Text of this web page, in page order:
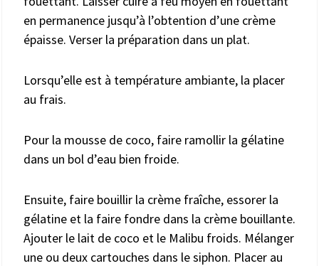
en permanence jusqu’à l’obtention d’une crème
épaisse. Verser la préparation dans un plat.
Lorsqu’elle est à température ambiante, la placer
au frais.
Pour la mousse de coco, faire ramollir la gélatine
dans un bol d’eau bien froide.
Ensuite, faire bouillir la crème fraîche, essorer la
gélatine et la faire fondre dans la crème bouillante.
Ajouter le lait de coco et le Malibu froids. Mélanger
une ou deux cartouches dans le siphon. Placer au